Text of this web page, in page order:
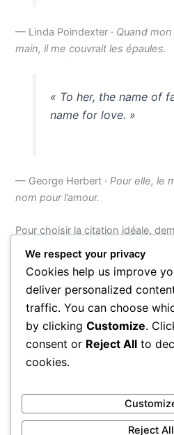
— Linda Poindexter · Quand
main, il me couvrait les épaules.
« To her, the name of
name for love. »
— George Herbert ·Pour elle, le
nom pour l’amour.
Pour choisir la citation idéale,
père incarne pour vous : est-il
actes, ou celui des grands
La citation la plus touchante sera
aurez personnalisée d’un
ou même d’un simple « comme
beau message est celui où le
reflet.
PRÉCÉDENT
We respect your privacy
Cookies help us improve
deliver personalized
traffic. You can choose
by clicking Customize.
consent or Reject All to
cookies.
Reject All